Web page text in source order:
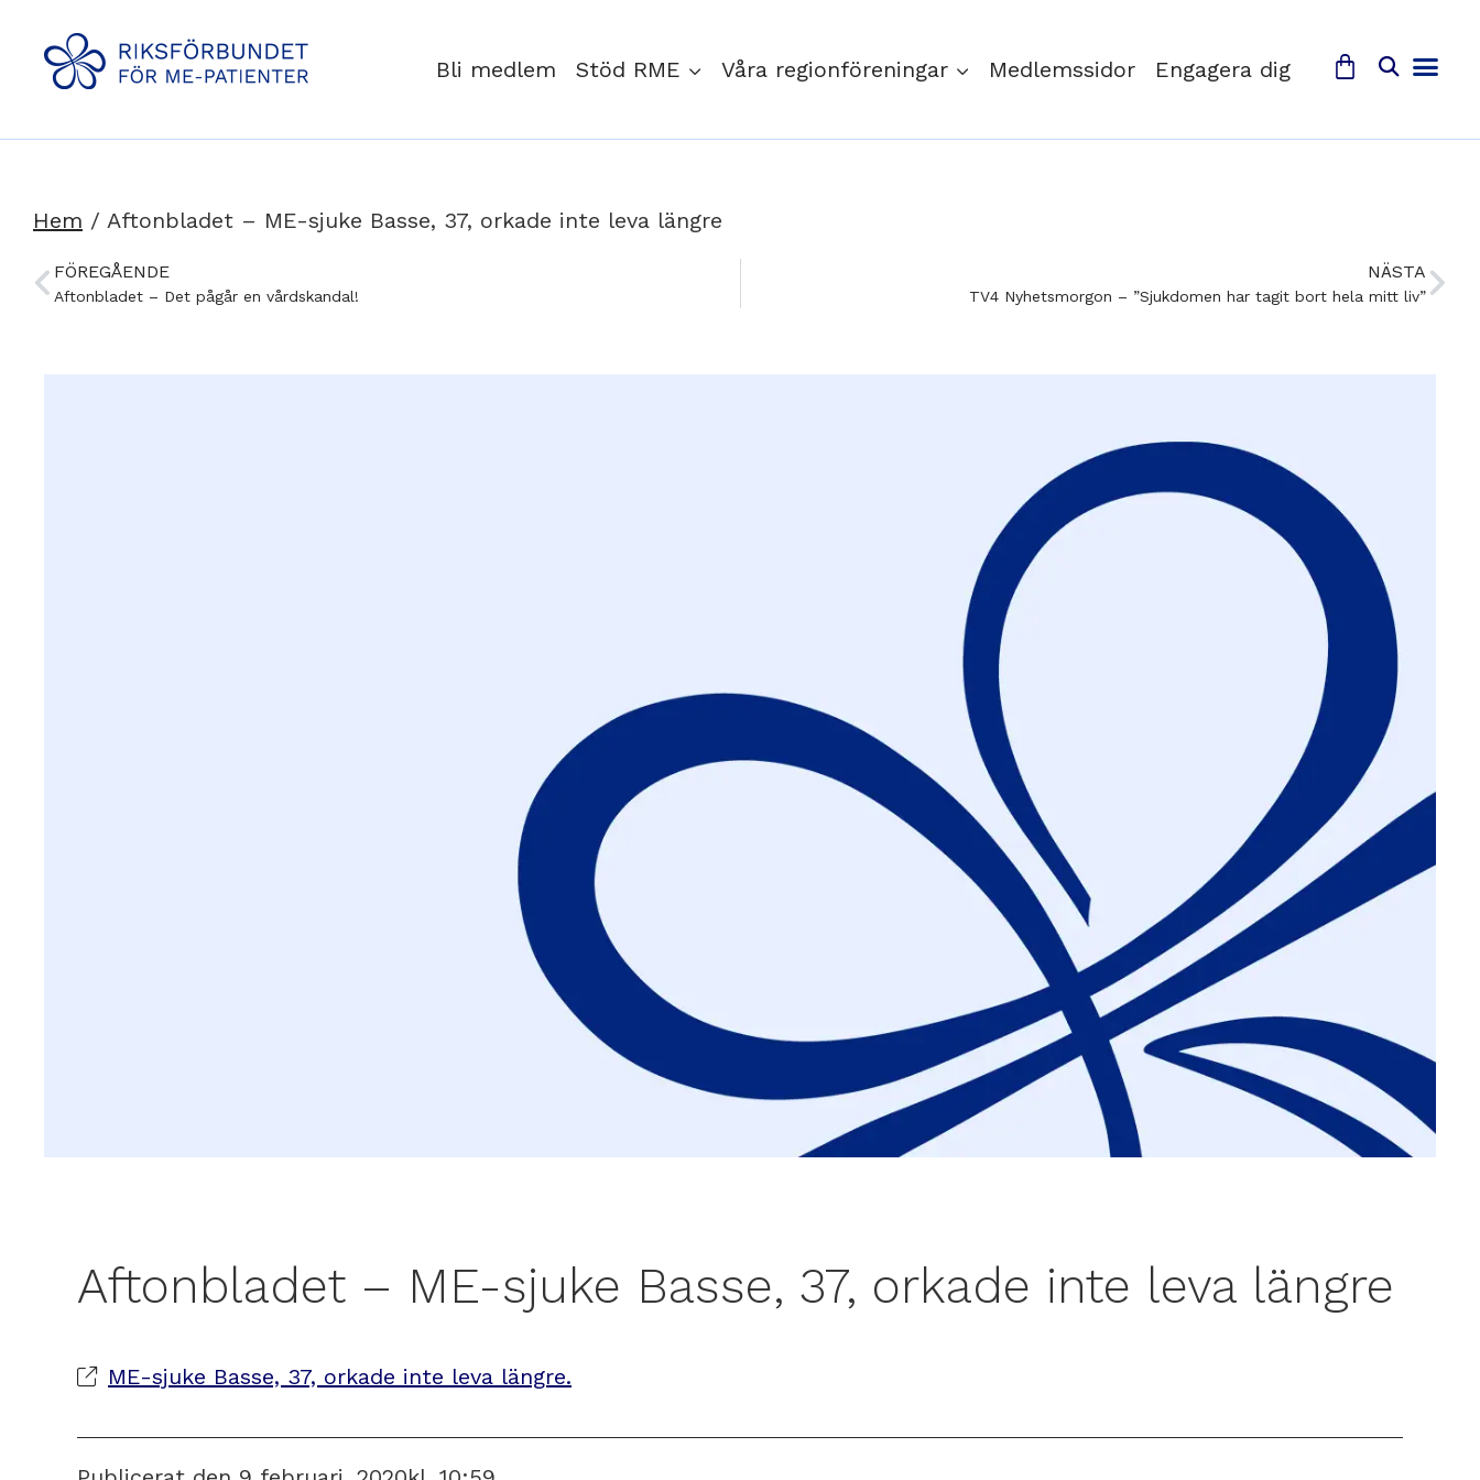
Bli medlem Stöd RME Våra regionföreningar Medlemssidor Engagera dig
Hem / Aftonbladet – ME-sjuke Basse, 37, orkade inte leva längre
FÖREGÅENDE
Aftonbladet – Det pågår en vårdskandal!
NÄSTA
TV4 Nyhetsmorgon – ”Sjukdomen har tagit bort hela mitt liv”
Aftonbladet – ME-sjuke Basse, 37, orkade inte leva längre
ME-sjuke Basse, 37, orkade inte leva längre.